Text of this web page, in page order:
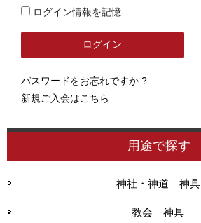
ログイン情報を記憶
パスワードをお忘れですか ?
新規ご入会はこちら
用途で探す
神社・神道 神具
教会 神具